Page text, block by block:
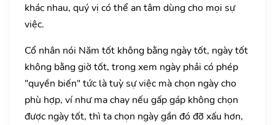
khác nhau, quý vị có thể an tâm dùng cho mọi sự
việc.
Cổ nhân nói Năm tốt không bằng ngày tốt, ngày tốt
không bằng giờ tốt, trong xem ngày phải có phép
"quyền biến" tức là tuỳ sự việc mà chọn ngày cho
phù hợp, ví như ma chay nếu gấp gáp không chọn
được ngày tốt, thì ta chọn ngày gần đó đỡ xấu hơn,